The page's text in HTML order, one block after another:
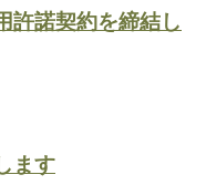
許諾契約を締結し
ます